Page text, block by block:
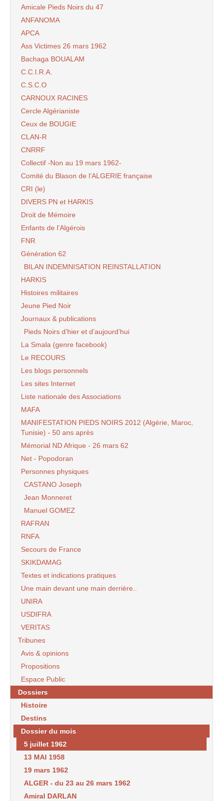
Amicale Pieds Noirs du 47
ANFANOMA
APCA
Ass Victimes 26 mars 1962
Bachaga BOUALAM
C.C.I.R.A.
C.S.C.O
CARNOUX RACINES
Cercle Algérianiste
Ceux de BOUGIE
CLAN-R
CNRRF
Collectif -Non au 19 mars 1962-
Comité du Blason de l’ALGERIE française
CRI (le)
DIVERS PN et HARKIS
Droit de Mémoire
Enfants de l’Algérois
FNR
Génération 62
BILAN INDEMNISATION REINSTALLATION
HARKIS
Histoires militaires
Jeune Pied Noir
Journaux & publications
Pieds Noirs d’hier et d’aujourd’hui
La Smala (genre facebook)
Le RECOURS
Les blogs personnels
Les sites Internet
Liste nationale des Associations
MAFA
MANIFESTATION PIEDS NOIRS 2012 (Algérie, Maroc,
Tunisie) - 50 ans après
Mémorial ND Afrique - 26 mars 62
Net - Popodoran
Personnes physiques
CASTANO Joseph
Jean Monneret
Manuel GOMEZ
RAFRAN
RNFA
Secours de France
SKIKDAMAG
Textes et indications pratiques
Une main devant une main derrière..
UNIRA
USDIFRA
VERITAS
Tribunes
Avis & opinions
Propositions
Espace Public
Dossiers
Histoire
Destins
Dossier du mois
5 juillet 1962
13 MAI 1958
19 mars 1962
ALGER - du 23 au 26 mars 1962
Amiral DARLAN